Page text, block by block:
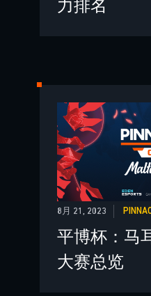
力排名
8月 21, 2023
平博杯：马
大赛总览